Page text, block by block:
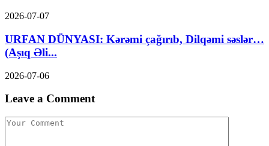
2026-07-07
URFAN DÜNYASI: Kərəmi çağırıb, Dilqəmi səslər…
(Aşıq Əli...
2026-07-06
Leave a Comment